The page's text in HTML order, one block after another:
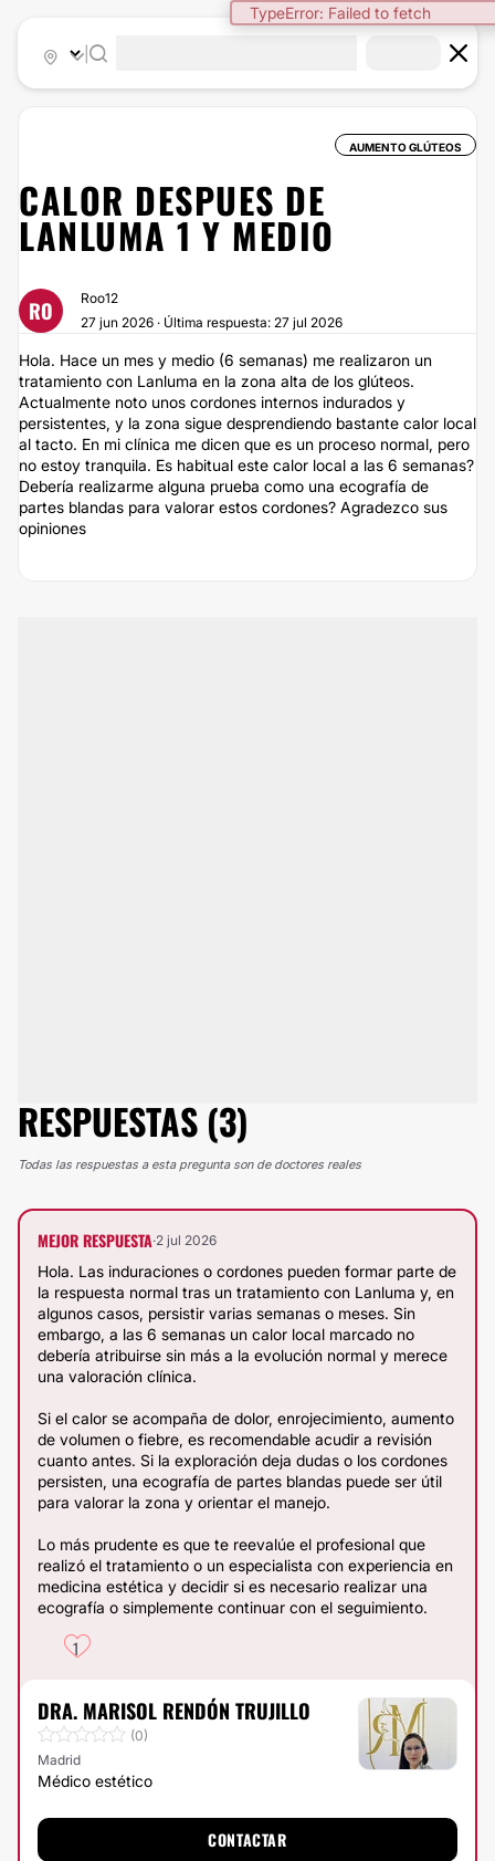
TypeError: Failed to fetch
AUMENTO GLÚTEOS
CALOR DESPUES DE
LANLUMA 1 Y MEDIO
RO
Roo12
27 jun 2026 · Última respuesta: 27 jul 2026
Hola. Hace un mes y medio (6 semanas) me realizaron un
tratamiento con Lanluma en la zona alta de los glúteos.
Actualmente noto unos cordones internos indurados y
persistentes, y la zona sigue desprendiendo bastante calor local
al tacto. En mi clínica me dicen que es un proceso normal, pero
no estoy tranquila. Es habitual este calor local a las 6 semanas?
Debería realizarme alguna prueba como una ecografía de
partes blandas para valorar estos cordones? Agradezco sus
opiniones
RESPUESTAS (3)
Todas las respuestas a esta pregunta son de doctores reales
MEJOR RESPUESTA·2 jul 2026
Hola. Las induraciones o cordones pueden formar parte de
la respuesta normal tras un tratamiento con Lanluma y, en
algunos casos, persistir varias semanas o meses. Sin
embargo, a las 6 semanas un calor local marcado no
debería atribuirse sin más a la evolución normal y merece
una valoración clínica.
Si el calor se acompaña de dolor, enrojecimiento, aumento
de volumen o fiebre, es recomendable acudir a revisión
cuanto antes. Si la exploración deja dudas o los cordones
persisten, una ecografía de partes blandas puede ser útil
para valorar la zona y orientar el manejo.
Lo más prudente es que te reevalúe el profesional que
realizó el tratamiento o un especialista con experiencia en
medicina estética y decidir si es necesario realizar una
ecografía o simplemente continuar con el seguimiento.
1
DRA. MARISOL RENDÓN TRUJILLO
(0)
Madrid
Médico estético
CONTACTAR